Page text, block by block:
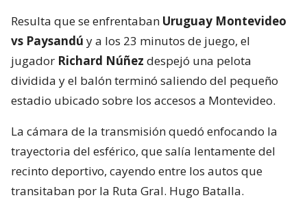
Resulta que se enfrentaban Uruguay Montevideo
vs Paysandú y a los 23 minutos de juego, el
jugador Richard Núñez despejó una pelota
dividida y el balón terminó saliendo del pequeño
estadio ubicado sobre los accesos a Montevideo.
La cámara de la transmisión quedó enfocando la
trayectoria del esférico, que salía lentamente del
recinto deportivo, cayendo entre los autos que
transitaban por la Ruta Gral. Hugo Batalla.